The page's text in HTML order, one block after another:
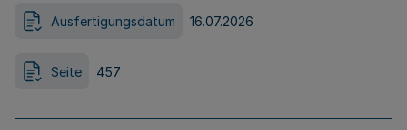
Ausfertigungsdatum 16.07.2026
Seite 457